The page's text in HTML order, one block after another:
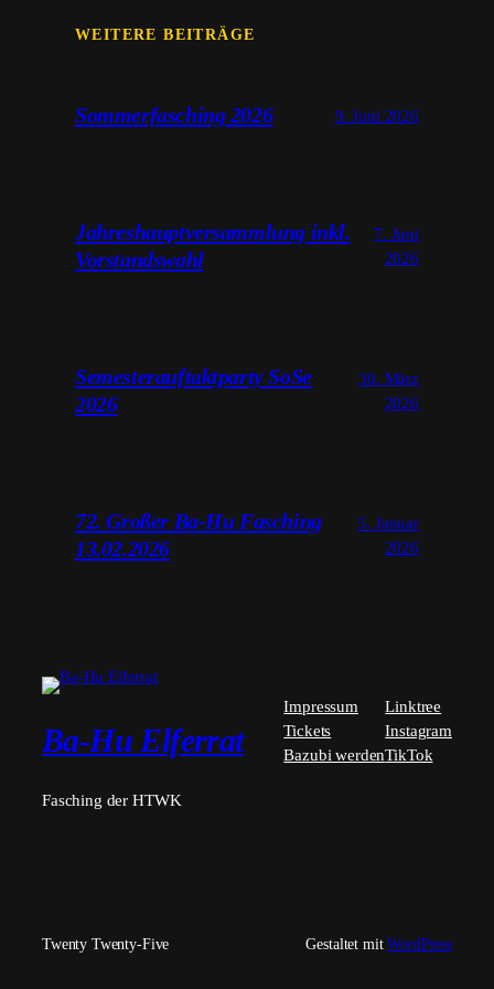
WEITERE BEITRÄGE
Sommerfasching 2026 9. Juni 2026
Jahreshauptversammlung inkl.
Vorstandswahl
7. Juni
2026
Semesterauftaktparty SoSe
2026
30. März
2026
72. Großer Ba-Hu Fasching
13.02.2026
5. Januar
2026
Ba-Hu Elferrat
Fasching der HTWK
Impressum
Tickets
Bazubi werden
Linktree
Instagram
TikTok
Twenty Twenty-Five Gestaltet mitWordPress